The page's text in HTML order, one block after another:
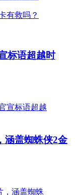
标语超越时
涵盖蜘蛛侠2金